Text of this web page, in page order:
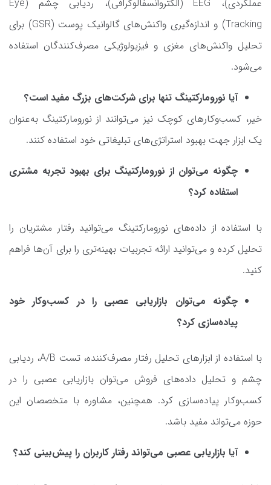
عملکردی)، EEG (الکتروانسفالوگرافی)، ردیابی چشم (Eye
Tracking) و اندازه‌گیری واکنش‌های گالوانیک پوست (GSR) برای
تحلیل واکنش‌های مغزی و فیزیولوژیکی مصرف‌کنندگان استفاده
می‌شود.
آیا نورومارکتینگ تنها برای شرکت‌های بزرگ مفید است؟
خیر، کسب‌وکارهای کوچک نیز می‌توانند از نورومارکتینگ به‌عنوان
یک ابزار جهت بهبود استراتژی‌های تبلیغاتی خود استفاده کنند.
چگونه می‌توان از نورومارکتینگ برای بهبود تجربه مشتری
استفاده کرد؟
با استفاده از داده‌های نورومارکتینگ می‌توانید رفتار مشتریان را
تحلیل کرده و می‌توانید ارائه تجربیات بهینه‌تری را برای آن‌ها فراهم
کنید.
چگونه می‌توان بازاریابی عصبی را در کسب‌وکار خود
پیاده‌سازی کرد؟
با استفاده از ابزارهای تحلیل رفتار مصرف‌کننده، تست A/B، ردیابی
چشم و تحلیل داده‌های فروش می‌توان بازاریابی عصبی را در
کسب‌وکار پیاده‌سازی کرد. همچنین، مشاوره با متخصصان این
حوزه می‌تواند مفید باشد.
آیا بازاریابی عصبی می‌تواند رفتار کاربران را پیش‌بینی کند؟